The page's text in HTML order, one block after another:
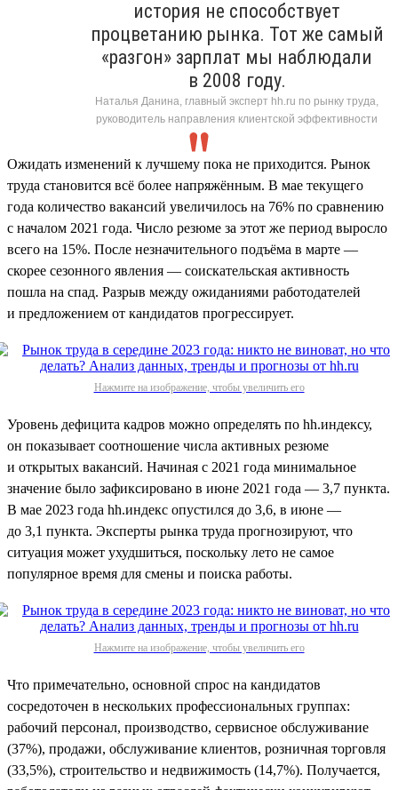
история не способствует
процветанию рынка. Тот же самый
«разгон» зарплат мы наблюдали
в 2008 году.
Наталья Данина, главный эксперт hh.ru по рынку труда,
руководитель направления клиентской эффективности
Ожидать изменений к лучшему пока не приходится. Рынок
труда становится всё более напряжённым. В мае текущего
года количество вакансий увеличилось на 76% по сравнению
с началом 2021 года. Число резюме за этот же период выросло
всего на 15%. После незначительного подъёма в марте —
скорее сезонного явления — соискательская активность
пошла на спад. Разрыв между ожиданиями работодателей
и предложением от кандидатов прогрессирует.
Нажмите на изображение, чтобы увеличить его
Уровень дефицита кадров можно определять по hh.индексу,
он показывает соотношение числа активных резюме
и открытых вакансий. Начиная с 2021 года минимальное
значение было зафиксировано в июне 2021 года — 3,7 пункта.
В мае 2023 года hh.индекс опустился до 3,6, в июне —
до 3,1 пункта. Эксперты рынка труда прогнозируют, что
ситуация может ухудшиться, поскольку лето не самое
популярное время для смены и поиска работы.
Нажмите на изображение, чтобы увеличить его
Что примечательно, основной спрос на кандидатов
сосредоточен в нескольких профессиональных группах:
рабочий персонал, производство, сервисное обслуживание
(37%), продажи, обслуживание клиентов, розничная торговля
(33,5%), строительство и недвижимость (14,7%). Получается,